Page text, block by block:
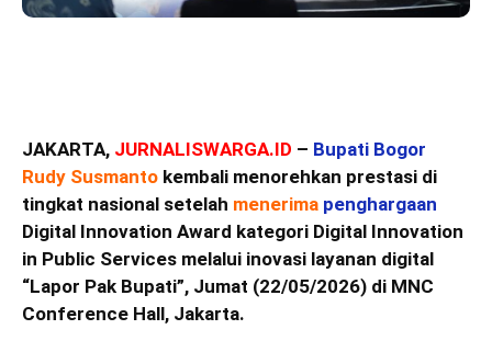
JAKARTA, JURNALISWARGA.ID – Bupati Bogor
Rudy Susmanto kembali menorehkan prestasi di
tingkat nasional setelah menerima penghargaan
Digital Innovation Award kategori Digital Innovation
in Public Services melalui inovasi layanan digital
“Lapor Pak Bupati”, Jumat (22/05/2026) di MNC
Conference Hall, Jakarta.